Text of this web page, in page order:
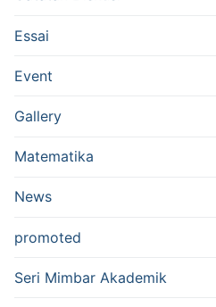
Essai
Event
Gallery
Matematika
News
promoted
Seri Mimbar Akademik